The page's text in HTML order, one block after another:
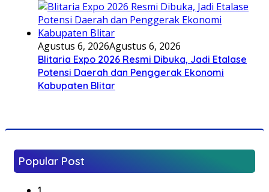
Agustus 6, 2026Agustus 6, 2026
Blitaria Expo 2026 Resmi Dibuka, Jadi Etalase
Potensi Daerah dan Penggerak Ekonomi
Kabupaten Blitar
Popular Post